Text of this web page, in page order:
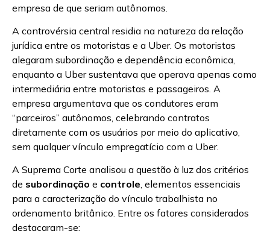
empresa de que seriam autônomos.
A controvérsia central residia na natureza da relação
jurídica entre os motoristas e a Uber. Os motoristas
alegaram subordinação e dependência econômica,
enquanto a Uber sustentava que operava apenas como
intermediária entre motoristas e passageiros. A
empresa argumentava que os condutores eram
“parceiros” autônomos, celebrando contratos
diretamente com os usuários por meio do aplicativo,
sem qualquer vínculo empregatício com a Uber.
A Suprema Corte analisou a questão à luz dos critérios
de subordinação e controle, elementos essenciais
para a caracterização do vínculo trabalhista no
ordenamento britânico. Entre os fatores considerados
destacaram-se: